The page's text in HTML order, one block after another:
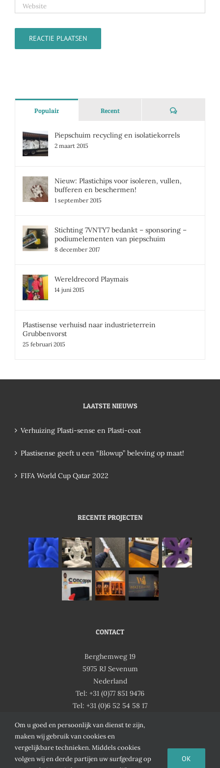
Populair Recent Reacties
Piepschuim recycling en isolatiekorrels
2 maart 2015
Nieuw: Plastichips voor isoleren, vullen,
bufferen en beschermen!
1 september 2015
Stichting 7VNTY7 bedankt – sponsoring –
podiumelementen van piepschuim
8 december 2017
Wereldrecord Playmais
14 juni 2015
Plastisense verhuisd naar industrieterrein
Grubbenvorst
25 februari 2015
LAATSTE NIEUWS
Verhuizing Plasti-sense en Plasti-coat
Plastisense geeft u een “Blowup” beleving op maat!
FIFA World Cup Qatar 2022
RECENTE PROJECTEN
CONTACT
Berghemweg 19
5975 RJ Sevenum
Nederland
Tel: +31 (0)77 851 9476
Tel: +31 (0)6 52 54 58 17
Om u goed en persoonlijk van dienst te zijn,
maken wij gebruik van cookies en
vergelijkbare technieken. Middels cookies
volgen wij en derde partijen uw surfgedrag op
OK